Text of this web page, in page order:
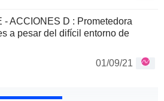
- ACCIONES D : Prometedora
a pesar del difícil entorno de
01/09/21